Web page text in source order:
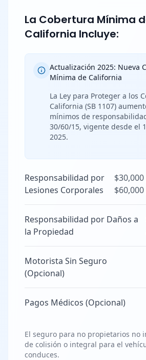
La Cobertura Mínima
California Incluye:
Actualización 2025: Nueva
Mínima de California
La Ley para Proteger a los
California (SB 1107)
mínimos de
30/60/15, vigente desde el
2025.
Responsabilidad por
Lesiones Corporales
Responsabilidad por Daños a
la Propiedad
Motorista Sin Seguro
(Opcional)
Pagos Médicos (Opcional)
El seguro para no propietarios no
de colisión o integral para el
conduces.